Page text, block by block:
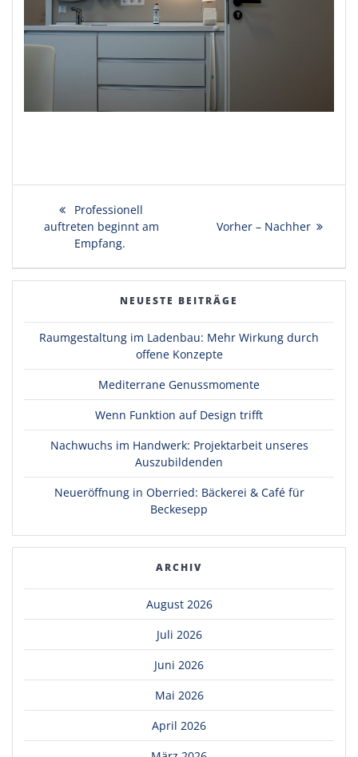
Beitragsnavigation
Vorheriger
Beitrag:
Professionell
auftreten beginnt am
Empfang.
Nächster
Vorher – Nachher
NEUESTE BEITRÄGE
Raumgestaltung im Ladenbau: Mehr Wirkung durch
offene Konzepte
Mediterrane Genussmomente
Wenn Funktion auf Design trifft
Nachwuchs im Handwerk: Projektarbeit unseres
Auszubildenden
Neueröffnung in Oberried: Bäckerei & Café für
Beckesepp
ARCHIV
August 2026
Juli 2026
Juni 2026
Mai 2026
April 2026